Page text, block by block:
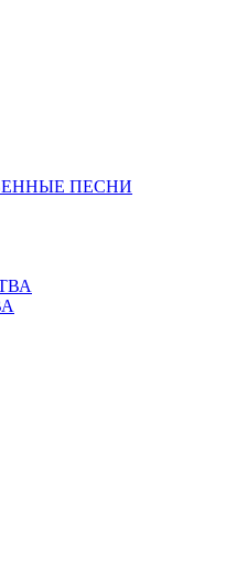
ПЕСНИ